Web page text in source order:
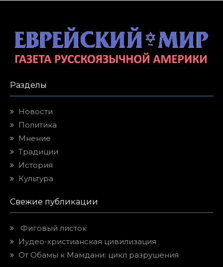
Разделы
Новости
Политика
Мнение
Традиции
История
Культура
Свежие публикации
Фиговый листок
Иудео-христианская цивилизация
От Обамы к Мамдани: цикл разрушения